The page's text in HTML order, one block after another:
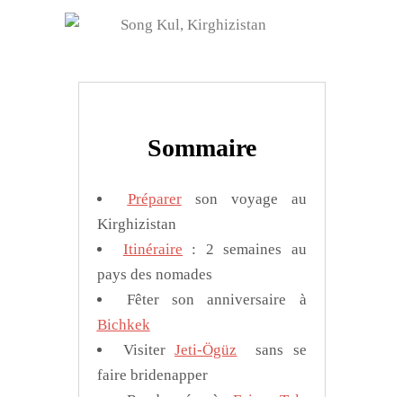
Sommaire
Préparerson voyage au
Kirghizistan
Itinéraire : 2 semaines au
pays des nomades
Fêter son anniversaire à
Bichkek
VisiterJeti-Ögüz sans se
faire bridenapper